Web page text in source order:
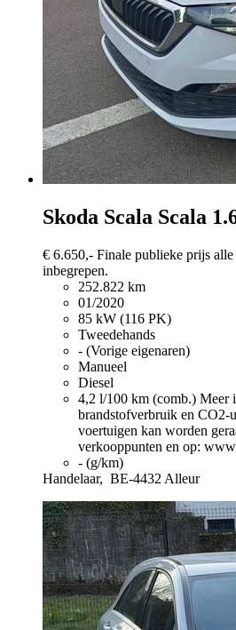
Skoda Scala Scala
€ 6.650,- Finale publieke prijs alle
inbegrepen.
252.822 km
01/2020
85 kW (116 PK)
Tweedehands
- (Vorige eigenaren)
Manueel
Diesel
4,2 l/100 km (comb.) Meer
brandstofverbruik en CO2-
voertuigen kan worden
verkooppunten en op:
- (g/km)
Handelaar, BE-4432 Alleur